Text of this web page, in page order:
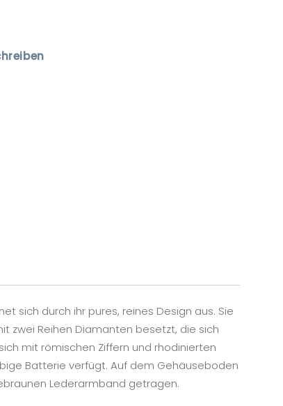
sich durch ihr pures, reines Design aus. Sie
zwei Reihen Diamanten besetzt, die sich
mit römischen Ziffern und rhodinierten
Batterie verfügt. Auf dem Gehäuseboden
Lederarmband getragen.